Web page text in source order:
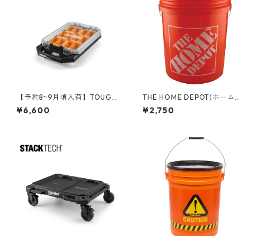
【予約8~9月頃入荷】TOUGHB
UILT（タフビルト）STACK TE
CH(スタックテック) オーガナ
¥6,600
THE HOME DEPOT(ホームデ
ポ) 5ガロンバケツ 05GLHD2
¥2,750